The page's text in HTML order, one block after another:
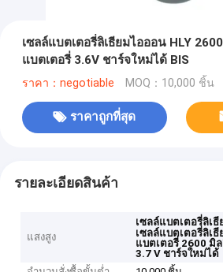
เซลล์แบตเตอรี่ลิเธียมไอออน HLY
แบตเตอรี่ 3.6V ชาร์จใหม่ได้ BIS
ราคา：negotiable MOQ：10,000 ชิ้น
ราคาถูกที่สุด
รายละเอียดสินค้า
แสงสูง
เซลล์แบตเตอรี่ลิเ
เซลล์แบตเตอรี่ลิเ
แบตเตอรี่ 2600 มิ
3.7 V ชาร์จใหม่ได้